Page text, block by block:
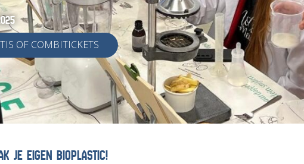
OF COMBITICKETS
JE EIGEN BIOPLASTIC!